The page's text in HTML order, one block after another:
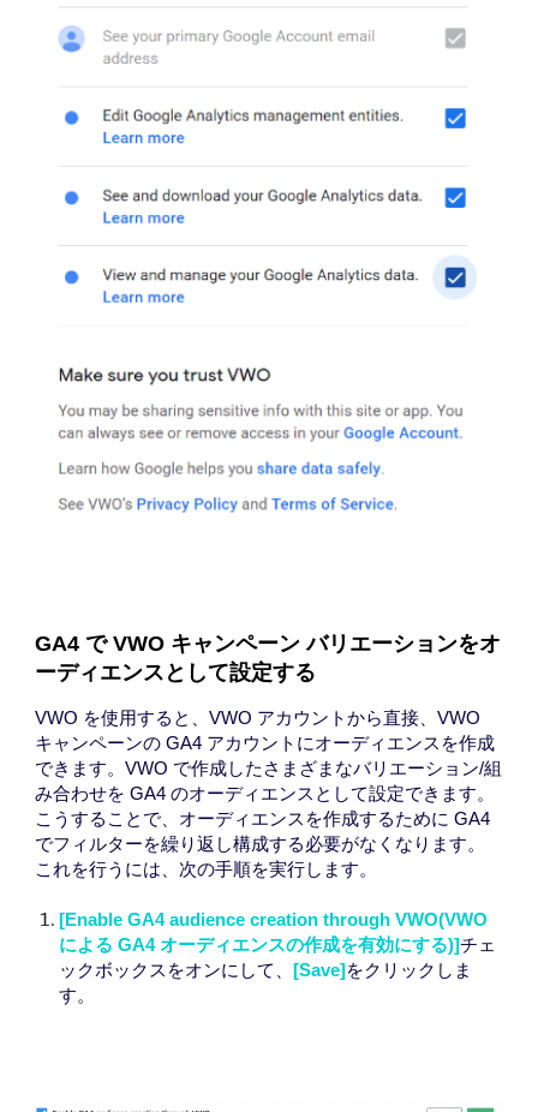
GA4 で VWO キャンペーン バリエーションをオ
ーディエンスとして設定する
VWO を使用すると、VWO アカウントから直接、VWO
キャンペーンの GA4 アカウントにオーディエンスを作成
できます。VWO で作成したさまざまなバリエーション/組
み合わせを GA4 のオーディエンスとして設定できます。
こうすることで、オーディエンスを作成するために GA4
でフィルターを繰り返し構成する必要がなくなります。
これを行うには、次の手順を実行します。
[Enable GA4 audience creation through VWO(VWO
による GA4 オーディエンスの作成を有効にする)]チェ
ックボックスをオンにして、[Save]をクリックしま
す。